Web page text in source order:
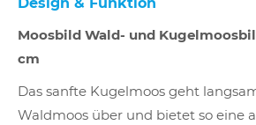
Design & Funktion
Moosbild Wald- und
cm
Das sanfte Kugelmoos geht
Waldmoos über und bietet so eine